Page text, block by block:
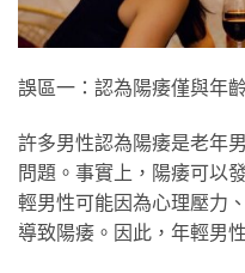
誤區一：認為陽痿僅與年
許多男性認為陽痿是老年
問題。事實上，陽痿可以
輕男性可能因為心理壓力
導致陽痿。因此，年輕男